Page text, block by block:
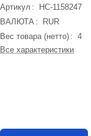
Артикул :
НС-1158247
ВАЛЮТА :
RUR
Вес товара (нетто) : 4
Все характеристики